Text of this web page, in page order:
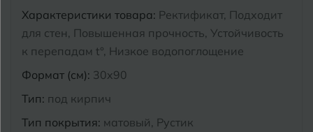
Характеристики товара: Ректификат, Подходит
для стен, Повышенная прочность, Устойчивость
к перепадам t°, Низкое водопоглощение
Формат (см): 30x90
Тип: под кирпич
Тип покрытия: матовый, Рустик
Магнитогорск
Чебоксары
Челябинск